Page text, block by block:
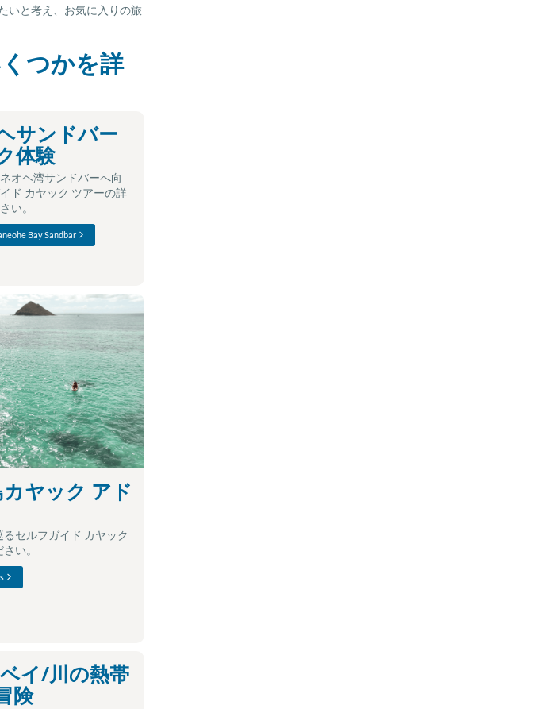
いと考え、お気に入りの旅
つかを詳
サンドバー
体験
オヘ湾サンドバーへ向
ド カヤック ツアーの詳
い。
Bay Sandbar
ヤック アド
セルフガイド カヤック
い。
イ/川の熱帯
険